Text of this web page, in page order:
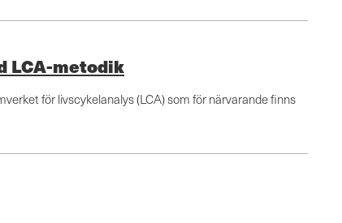
LCA-metodik
för livscykelanalys (LCA) som för närvarande finns